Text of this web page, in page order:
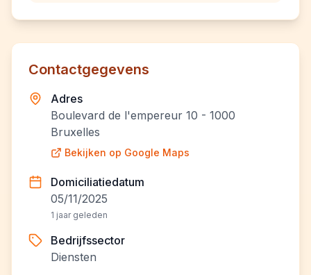
Contactgegevens
Adres
Boulevard de l'empereur 10 - 1000
Bruxelles
Bekijken op Google Maps
Domiciliatiedatum
05/11/2025
1 jaar geleden
Bedrijfssector
Diensten